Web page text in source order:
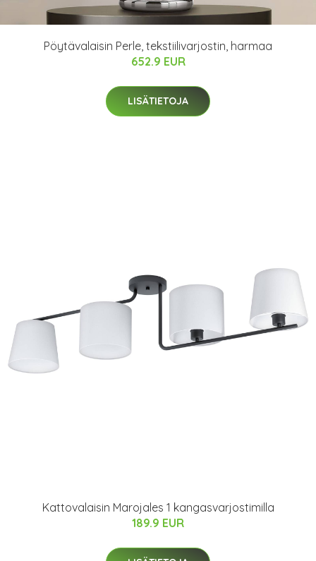
Pöytävalaisin Perle, tekstiilivarjostin, harmaa
652.9 EUR
LISÄTIETOJA
Kattovalaisin Marojales 1 kangasvarjostimilla
189.9 EUR